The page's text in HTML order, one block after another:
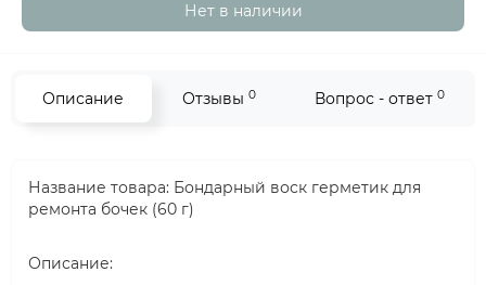
Нет в наличии
Описание Отзывы 0 Вопрос - ответ 0
Название товара: Бондарный воск герметик для
ремонта бочек (60 г)
Описание: